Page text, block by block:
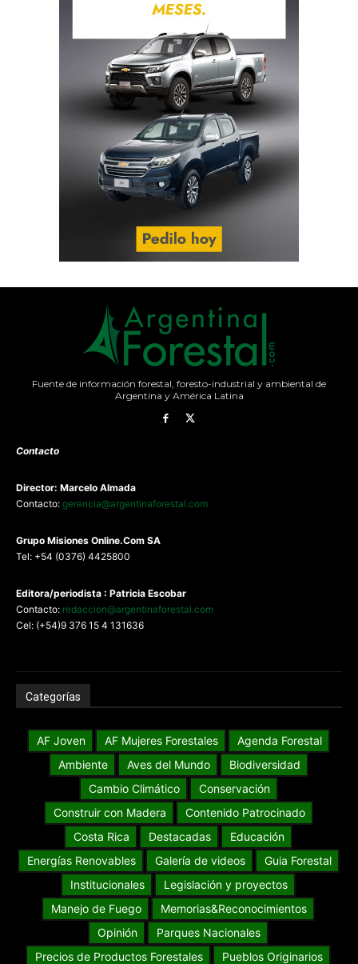
Fuente de información forestal, foresto-industrial y ambiental de
Argentina y América Latina
Contacto
Director: Marcelo Almada
Contacto: gerencia@argentinaforestal.com
Grupo Misiones Online.Com SA
Tel: +54 (0376) 4425800
Editora/periodista : Patricia Escobar
Contacto: redaccion@argentinaforestal.com
Cel: (+54)9 376 15 4 131636
Categorías
AF Joven AF Mujeres Forestales
Agenda Forestal
Ambiente
Aves del Mundo
Biodiversidad
Cambio Climático
Conservación
Construir con Madera
Contenido Patrocinado
Costa Rica
Destacadas
Educación
Energías Renovables
Galería de videos
Guia Forestal
Institucionales
Legislación y proyectos
Manejo de Fuego
Memorias&Reconocimientos
Opinión
Parques Nacionales
Precios de Productos Forestales
Pueblos Originarios